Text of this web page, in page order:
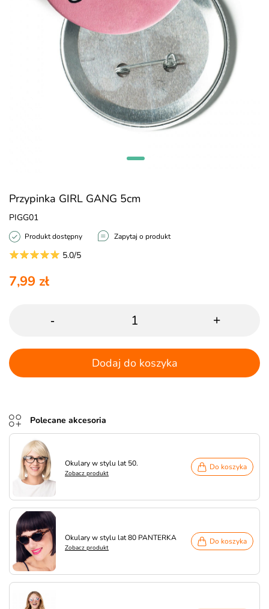
Przypinka GIRL GANG 5cm
PIGG01
Produkt dostępny Zapytaj o produkt
5.0/5
7,99 zł
- +
Dodaj do koszyka
Polecane akcesoria
Okulary w stylu lat 50.
Zobacz produkt
Do koszyka
Okulary w stylu lat 80 PANTERKA
Zobacz produkt
Do koszyka